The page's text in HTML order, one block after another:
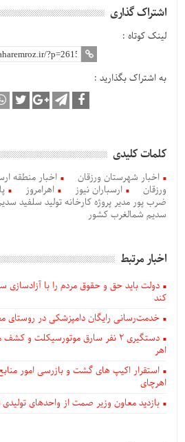
اشتراک گذاری
لینک کوتاه :
به اشتراک بگذارید :
کلمات کلیدی
اخبار شهرستان ورزقان اخبار منطقه
ورزقان
ارسباران نیوز اهرامروز
ضرب پور مدیر پروژه کارخانه تولید سلفید
سدیم شمالغرب کشور
اخبار مرتبط
دولت باید حق و حقوق مردم را با آزادسازی
کند
خدمت‌رسانی رایگان دامپزشکی در روستای
دستگيری ۲ نفر سارق موتورسیکلت
اهر
استقرار اکیپ های گشت و بازرسی امور
اهرچای
بازدید معاون وزیر صمت از واحدهای